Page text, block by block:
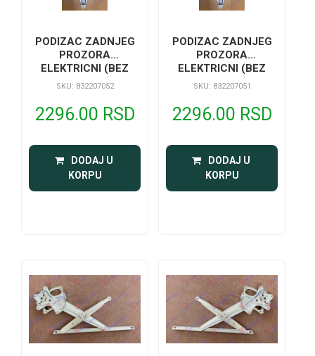
PODIZAC ZADNJEG
PROZORA
ELEKTRICNI (BEZ
MOTORA)
SKU: 832207052
2296.00 RSD
DODAJ U
KORPU
PODIZAC ZADNJEG
PROZORA
ELEKTRICNI (BEZ
MOTORA)
SKU: 832207051
2296.00 RSD
DODAJ U
KORPU